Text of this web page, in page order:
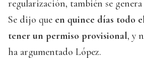
regularización, también se
Se dijo que en quince días todo
tener un permiso provisional, y
ha argumentado López.